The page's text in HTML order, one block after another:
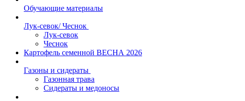
Обучающие материалы
Лук-севок/ Чеснок
Лук-севок
Чеснок
Картофель семенной ВЕСНА 2026
Газоны и сидераты
Газонная трава
Сидераты и медоносы